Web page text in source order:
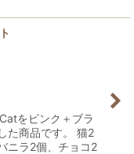
をピンク＋ブラ
た商品です。 猫2
ニラ2個、チョコ2